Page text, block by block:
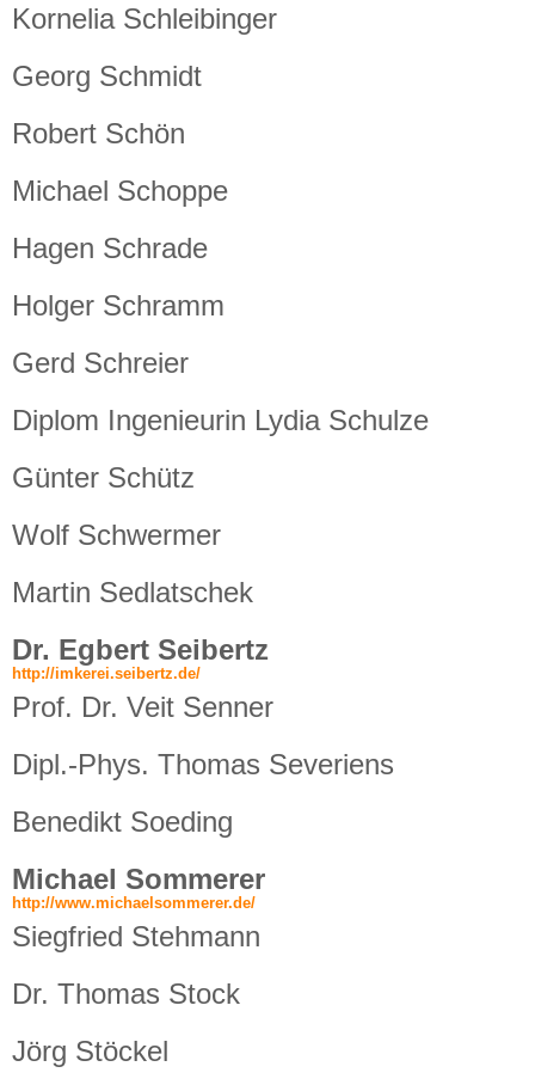
Kornelia Schleibinger
Georg Schmidt
Robert Schön
Michael Schoppe
Hagen Schrade
Holger Schramm
Gerd Schreier
Diplom Ingenieurin Lydia Schulze
Günter Schütz
Wolf Schwermer
Martin Sedlatschek
Dr. Egbert Seibertz
http://imkerei.seibertz.de/
Prof. Dr. Veit Senner
Dipl.-Phys. Thomas Severiens
Benedikt Soeding
Michael Sommerer
http://www.michaelsommerer.de/
Siegfried Stehmann
Dr. Thomas Stock
Jörg Stöckel